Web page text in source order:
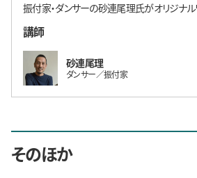
振付家・ダンサーの砂連尾理氏がオリジナル
講師
砂連尾理
ダンサー／振付家
そのほか